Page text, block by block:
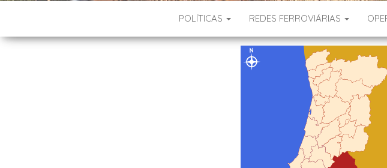
POLÍTICAS REDES FERROVIÁRIAS